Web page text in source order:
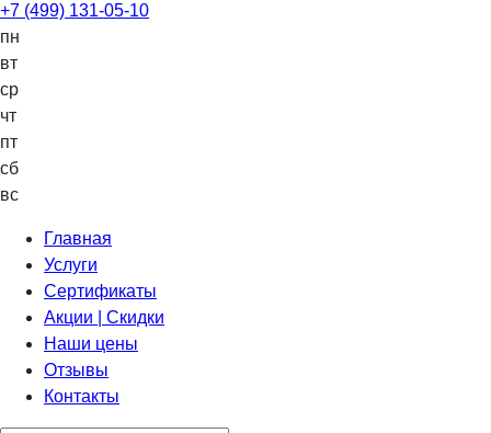
+7 (499) 131-05-10
пн
вт
ср
чт
пт
сб
вс
Главная
Услуги
Сертификаты
Акции | Скидки
Наши цены
Отзывы
Контакты